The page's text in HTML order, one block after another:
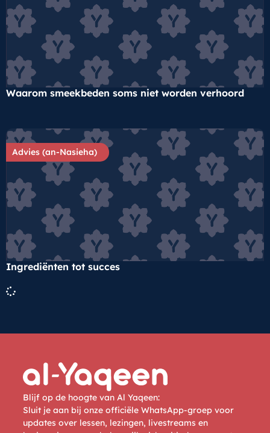
Waarom smeekbeden soms niet worden verhoord
Advies (an-Nasieha)
Ingrediënten tot succes
Blijf op de hoogte van Al Yaqeen:
Sluit je aan bij onze officiële WhatsApp-groep voor
updates over lessen, lezingen, livestreams en